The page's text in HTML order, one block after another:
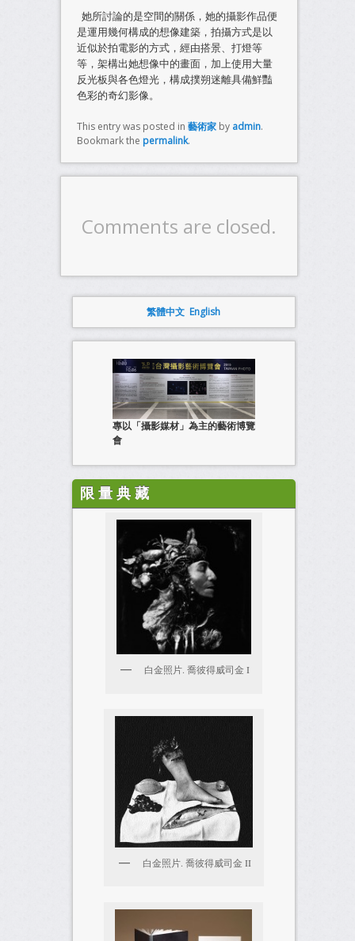
她所討論的是空間的關係，她的攝影作品便
是運用幾何構成的想像建築，拍攝方式是以
近似於拍電影的方式，經由搭景、打燈等
等，架構出她想像中的畫面，加上使用大量
反光板與各色燈光，構成撲朔迷離具備鮮豔
色彩的奇幻影像。
This entry was posted in 藝術家by admin.
Bookmark the permalink.
Comments are closed.
繁體中文 English
專以「攝影媒材」為主的藝術博覽
會
限 量 典 藏
白金照片. 喬彼得威司金 I
白金照片. 喬彼得威司金 II